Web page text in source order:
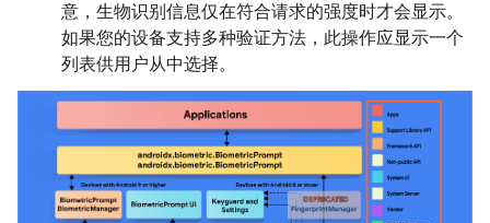
意，生物识别信息仅在符合请求的强度时才会显示。
如果您的设备支持多种验证方法，此操作应显示一个
列表供用户从中选择。